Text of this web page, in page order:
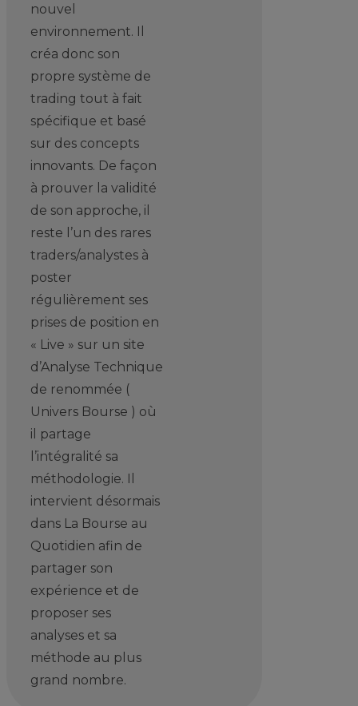
nouvel
environnement. Il
créa donc son
propre système de
trading tout à fait
spécifique et basé
sur des concepts
innovants. De façon
à prouver la validité
de son approche, il
reste l’un des rares
traders/analystes à
poster
régulièrement ses
prises de position en
« Live » sur un site
d’Analyse Technique
de renommée (
Univers Bourse ) où
il partage
l’intégralité sa
méthodologie. Il
intervient désormais
dans La Bourse au
Quotidien afin de
partager son
expérience et de
proposer ses
analyses et sa
méthode au plus
grand nombre.